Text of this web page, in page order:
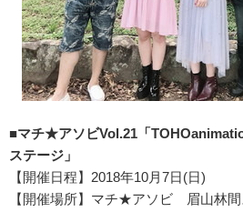
■マチ★アソビVol.21「
ステージ」
【開催日程】2018年10月7日(日)
【開催場所】マチ★アソビ 眉山林間